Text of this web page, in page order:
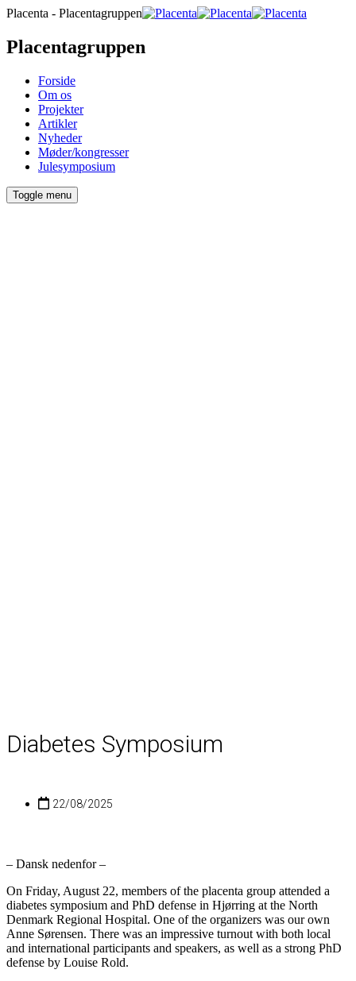
Placenta - Placentagruppen
Placentagruppen
Forside
Om os
Projekter
Artikler
Nyheder
Møder/kongresser
Julesymposium
Toggle menu
Diabetes Symposium
22/08/2025
– Dansk nedenfor –
On Friday, August 22, members of the placenta group attended a
diabetes symposium and PhD defense in Hjørring at the North
Denmark Regional Hospital. One of the organizers was our own
Anne Sørensen. There was an impressive turnout with both local
and international participants and speakers, as well as a strong PhD
defense by Louise Rold.